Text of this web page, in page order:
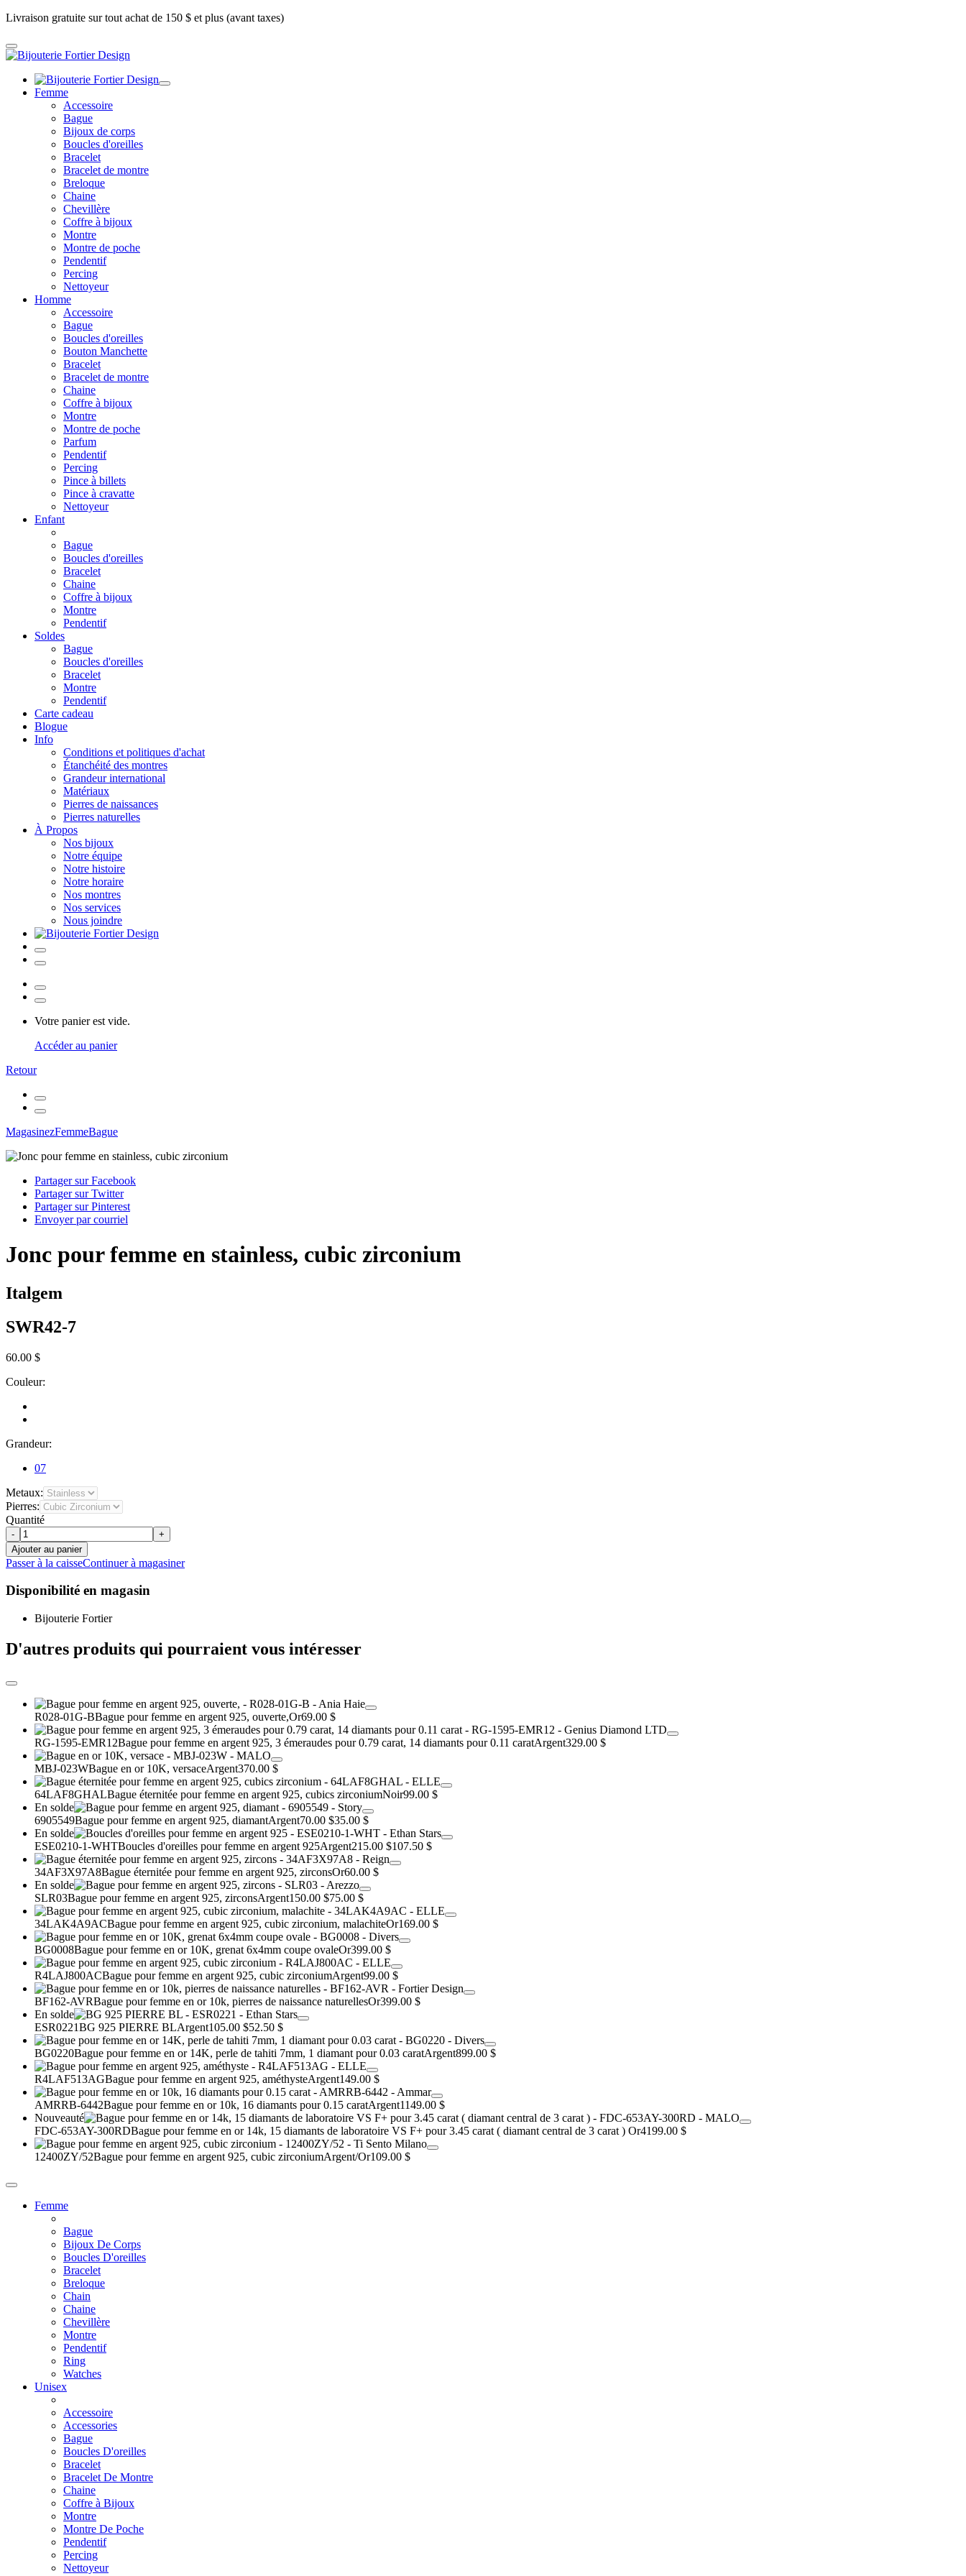
Livraison gratuite sur tout achat de 150 $ et plus (avant taxes)
Femme
Accessoire
Bague
Bijoux de corps
Boucles d'oreilles
Bracelet
Bracelet de montre
Breloque
Chaine
Chevillère
Coffre à bijoux
Montre
Montre de poche
Pendentif
Percing
Nettoyeur
Homme
Accessoire
Bague
Boucles d'oreilles
Bouton Manchette
Bracelet
Bracelet de montre
Chaine
Coffre à bijoux
Montre
Montre de poche
Parfum
Pendentif
Percing
Pince à billets
Pince à cravatte
Nettoyeur
Enfant
Bague
Boucles d'oreilles
Bracelet
Chaine
Coffre à bijoux
Montre
Pendentif
Soldes
Bague
Boucles d'oreilles
Bracelet
Montre
Pendentif
Carte cadeau
Blogue
Info
Conditions et politiques d'achat
Étanchéité des montres
Grandeur international
Matériaux
Pierres de naissances
Pierres naturelles
À Propos
Nos bijoux
Notre équipe
Notre histoire
Notre horaire
Nos montres
Nos services
Nous joindre
Votre panier est vide.
Accéder au panier
Retour
MagasinezFemmeBague
Partager sur Facebook
Partager sur Twitter
Partager sur Pinterest
Envoyer par courriel
Jonc pour femme en stainless, cubic zirconium
Italgem
SWR42-7
60.00 $
Couleur:
Grandeur:
07
Metaux:
Pierres:
Quantité
-
+
Ajouter au panier
Passer à la caisseContinuer à magasiner
Disponibilité en magasin
Bijouterie Fortier
D'autres produits qui pourraient vous intéresser
R028-01G-BBague pour femme en argent 925, ouverte,Or69.00 $
RG-1595-EMR12Bague pour femme en argent 925, 3 émeraudes pour 0.79 carat, 14 diamants pour 0.11 caratArgent329.00 $
MBJ-023WBague en or 10K, versaceArgent370.00 $
64LAF8GHALBague éternitée pour femme en argent 925, cubics zirconiumNoir99.00 $
En solde
6905549Bague pour femme en argent 925, diamantArgent70.00 $35.00 $
En solde
ESE0210-1-WHTBoucles d'oreilles pour femme en argent 925Argent215.00 $107.50 $
34AF3X97A8Bague éternitée pour femme en argent 925, zirconsOr60.00 $
En solde
SLR03Bague pour femme en argent 925, zirconsArgent150.00 $75.00 $
34LAK4A9ACBague pour femme en argent 925, cubic zirconium, malachiteOr169.00 $
BG0008Bague pour femme en or 10K, grenat 6x4mm coupe ovaleOr399.00 $
R4LAJ800ACBague pour femme en argent 925, cubic zirconiumArgent99.00 $
BF162-AVRBague pour femme en or 10k, pierres de naissance naturellesOr399.00 $
En solde
ESR0221BG 925 PIERRE BLArgent105.00 $52.50 $
BG0220Bague pour femme en or 14K, perle de tahiti 7mm, 1 diamant pour 0.03 caratArgent899.00 $
R4LAF513AGBague pour femme en argent 925, améthysteArgent149.00 $
AMRRB-6442Bague pour femme en or 10k, 16 diamants pour 0.15 caratArgent1149.00 $
Nouveauté
FDC-653AY-300RDBague pour femme en or 14k, 15 diamants de laboratoire VS F+ pour 3.45 carat ( diamant central de 3 carat ) Or4199.00 $
12400ZY/52Bague pour femme en argent 925, cubic zirconiumArgent/Or109.00 $
Femme
Bague
Bijoux De Corps
Boucles D'oreilles
Bracelet
Breloque
Chain
Chaine
Chevillère
Montre
Pendentif
Ring
Watches
Unisex
Accessoire
Accessories
Bague
Boucles D'oreilles
Bracelet
Bracelet De Montre
Chaine
Coffre à Bijoux
Montre
Montre De Poche
Pendentif
Percing
Nettoyeur